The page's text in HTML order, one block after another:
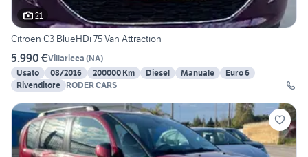
21
Citroen C3 BlueHDi 75 Van Attraction
5.990 €Villaricca (NA)
Usato
08/2016 200000 Km Diesel Manuale
Euro 6
Rivenditore RODER CARS